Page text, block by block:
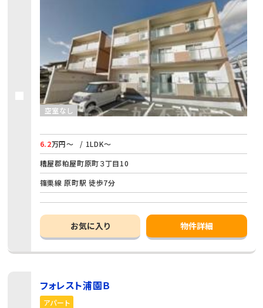
空室なし
6.2万円～
/ 1LDK～
糟屋郡粕屋町原町３丁目10
篠栗線 原町駅 徒歩7分
お気に入り 物件詳細
フォレスト浦園Ｂ
アパート